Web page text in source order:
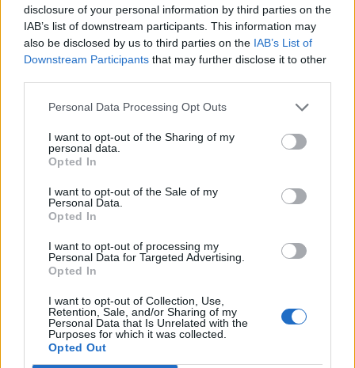
disclosure of your personal information by third parties on the
IAB’s list of downstream participants. This information may
also be disclosed by us to third parties on the IAB’s List of
Downstream Participants that may further disclose it to other
Personal Data Processing Opt Outs
I want to opt-out of the Sharing of my
personal data.
Opted In
I want to opt-out of the Sale of my
Personal Data.
Opted In
I want to opt-out of processing my
Personal Data for Targeted Advertising.
Opted In
I want to opt-out of Collection, Use,
Retention, Sale, and/or Sharing of my
Personal Data that Is Unrelated with the
Purposes for which it was collected.
Opted Out
Adatvédelmi tájékoztató
Cookie-kezelési tájékoztató
Hozzászólási szabályzat
Nyomtatott lapjaink archívuma
Székely Hírmondó archívuma
Sütibeállítások
Médiatér
Liget
Krónika
Bihari Napló